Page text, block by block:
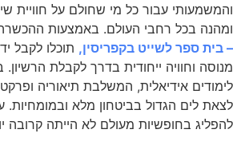
והמשמעותי עבור כל מי שחולם על חוויית
ומהנה בכל רחבי העולם. באמצעות
– בית ספר לשייט בקפריסין, תוכלו לקבל
מנוסה וחוויה ייחודית בדרך לקבלת
לימודים אידיאלית, המשלבת תיאוריה
לצאת לים הגדול בביטחון מלא ובמומחיות.
להפליג בחופשיות מעולם לא הייתה קרובה